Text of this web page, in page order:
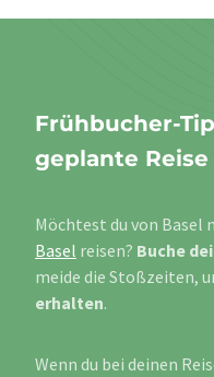
Frühbucher-
geplante Reise
Möchtest du von Basel
Basel reisen? Buche
meide die Stoßzeiten,
erhalten.
Wenn du bei deinen